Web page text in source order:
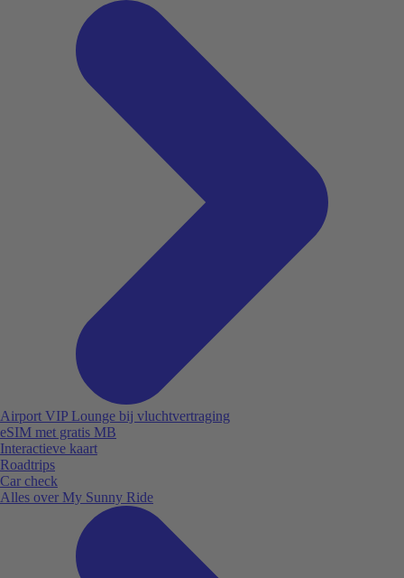
Airport VIP Lounge bij vluchtvertraging
eSIM met gratis MB
Interactieve kaart
Roadtrips
Car check
Alles over My Sunny Ride